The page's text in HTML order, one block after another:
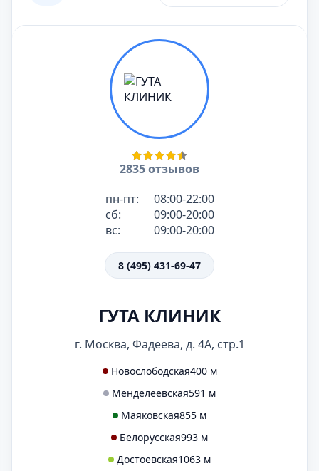
2835 отзывов
пн-пт:
08:00-22:00
сб:
09:00-20:00
вс:
09:00-20:00
8 (495) 431-69-47
ГУТА КЛИНИК
г. Москва, Фадеева, д. 4А, стр.1
Новослободская400 м
Менделеевская591 м
Маяковская855 м
Белорусская993 м
Достоевская1063 м